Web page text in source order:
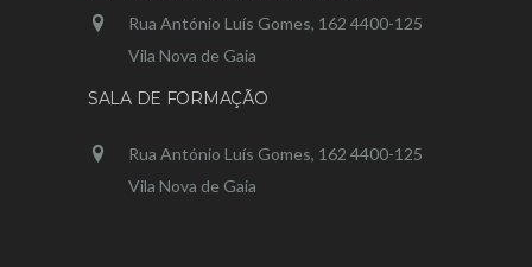
Rua António Luís Gomes, 162 4400-125
Vila Nova de Gaia
SALA DE FORMAÇÃO
Rua António Luís Gomes, 162 4400-125
Vila Nova de Gaia